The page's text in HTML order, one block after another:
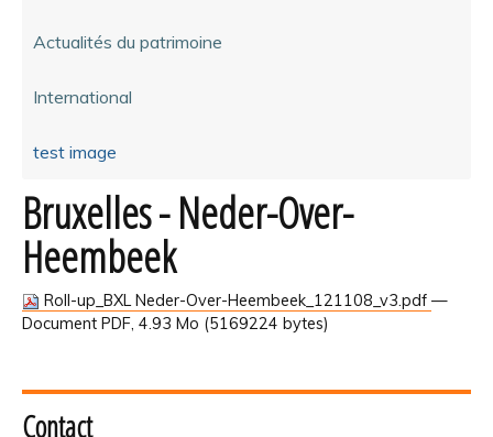
Actualités du patrimoine
International
test image
Bruxelles - Neder-Over-
Heembeek
Roll-up_BXL Neder-Over-Heembeek_121108_v3.pdf —
Document PDF, 4.93 Mo (5169224 bytes)
Contact